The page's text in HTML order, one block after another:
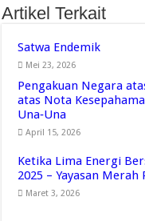
Artikel Terkait
Satwa Endemik
Mei 23, 2026
Pengakuan Negara
atas Nota
Una‑Una
April 15, 2026
Ketika Lima Energi
2025 – Yayasan
Maret 3, 2026